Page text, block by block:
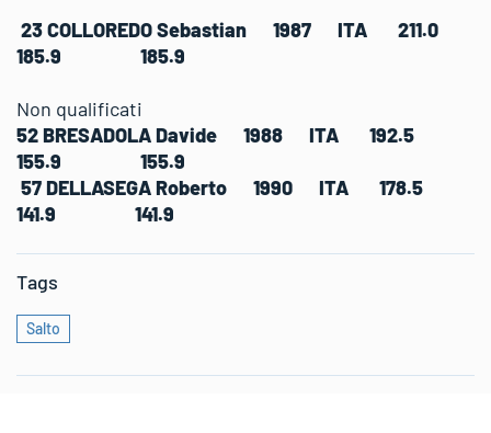
23 COLLOREDO Sebastian 1987 ITA 211.0
185.9 185.9
Non qualificati
52 BRESADOLA Davide 1988 ITA 192.5
155.9 155.9
57 DELLASEGA Roberto 1990 ITA 178.5
141.9 141.9
Tags
Salto